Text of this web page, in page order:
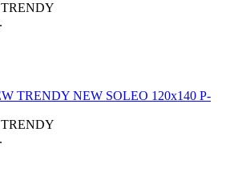
TRENDY NEW SOLEO 120x140 P-